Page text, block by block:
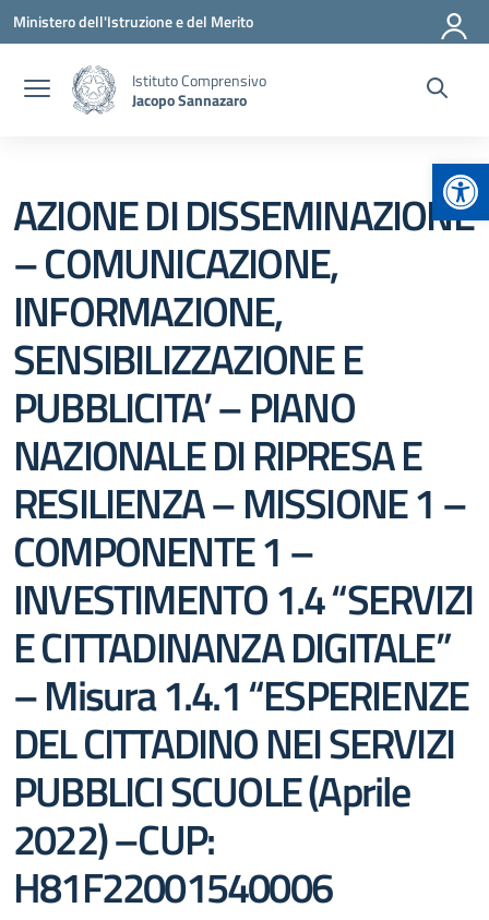
Vai ai contenuti
Vai al menu di navigazione
Vai al footer
Ministero dell'Istruzione e del Merito
Istituto Comprensivo
Jacopo Sannazaro
AZIONE DI DISSEMINAZIONE
– COMUNICAZIONE,
INFORMAZIONE,
SENSIBILIZZAZIONE E
PUBBLICITA’ – PIANO
NAZIONALE DI RIPRESA E
RESILIENZA – MISSIONE 1 –
COMPONENTE 1 –
INVESTIMENTO 1.4 “SERVIZI
E CITTADINANZA DIGITALE”
– Misura 1.4.1 “ESPERIENZE
DEL CITTADINO NEI SERVIZI
PUBBLICI SCUOLE (Aprile
2022) –CUP:
H81F22001540006